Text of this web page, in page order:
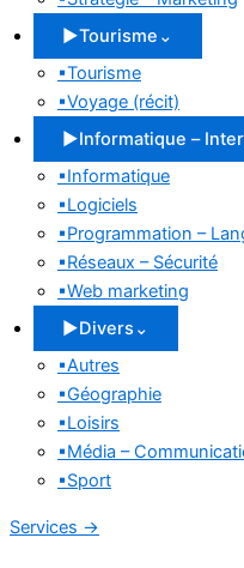
▶Tourisme ⌄
▪Tourisme
▪Voyage (récit)
▶Informatique –
▪Informatique
▪Logiciels
▪Programmation –
▪Réseaux – Sécurité
▪Web marketing
▶Divers ⌄
▪Autres
▪Géographie
▪Loisirs
▪Média –
▪Sport
Services →